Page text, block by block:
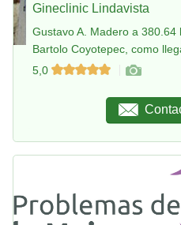
Gineclinic Lindavista
Gustavo A. Madero a 380.64
Bartolo Coyotepec, como
5,0